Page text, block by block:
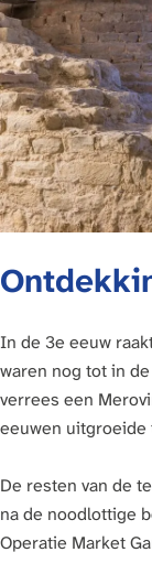
In de 3e eeuw
waren nog tot in
verrees een
eeuwen
De resten van de
na de noodlottige
Operatie Market